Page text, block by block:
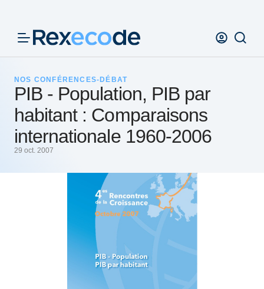
NOS CONFÉRENCES-DÉBAT
PIB - Population, PIB par
habitant : Comparaisons
internationale 1960-2006
29 oct. 2007